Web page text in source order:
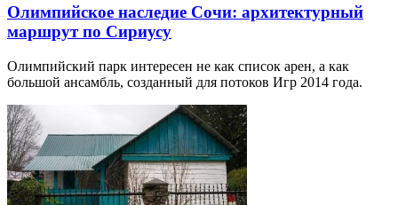
Олимпийское наследие Сочи: архитектурный
маршрут по Сириусу
Олимпийский парк интересен не как список арен, а как
большой ансамбль, созданный для потоков Игр 2014 года.